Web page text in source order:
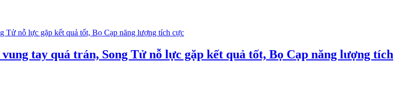
tay quá trán, Song Tử nỗ lực gặp kết quả tốt, Bọ Cạp năng lượng tích